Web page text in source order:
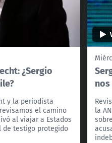
¿Sergio
y la periodista
el camino
al viajar a Estados
de testigo protegido
la